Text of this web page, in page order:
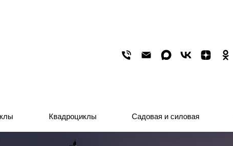
Квадроциклы Садовая и силовая
Квадроциклы Садовая и силовая